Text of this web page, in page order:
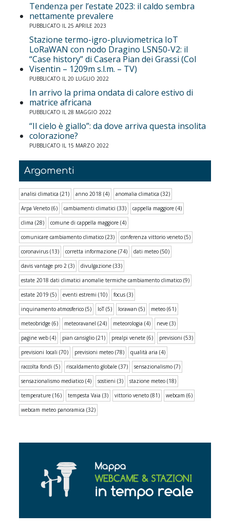
Tendenza per l’estate 2023: il caldo sembra
nettamente prevalere
PUBBLICATO IL 25 APRILE 2023
Stazione termo-igro-pluviometrica IoT
LoRaWAN con nodo Dragino LSN50-V2: il
“Case history” di Casera Pian dei Grassi (Col
Visentin – 1209m s.l.m. – TV)
PUBBLICATO IL 20 LUGLIO 2022
In arrivo la prima ondata di calore estivo di
matrice africana
PUBBLICATO IL 28 MAGGIO 2022
“Il cielo è giallo”: da dove arriva questa insolita
colorazione?
PUBBLICATO IL 15 MARZO 2022
Argomenti
analisi climatica (21) anno 2018 (4) anomalia climatica (32)
Arpa Veneto (6) cambiamenti climatici (33) cappella maggiore (4)
clima (28) comune di cappella maggiore (4)
comunicare cambiamento climatico (23) conferenza vittorio veneto (5)
coronavirus (13) corretta informazione (74) dati meteo (50)
davis vantage pro 2 (3) divulgazione (33)
estate 2018 dati climatici anomalie termiche cambiamento climatico (9)
estate 2019 (5) eventi estremi (10) focus (3)
inquinamento atmosferico (5) IoT(5) lorawan (5) meteo (61)
meteobridge (6) meteoravanel (24) meteorologia (4) neve (3)
pagine web (4) pian cansiglio (21) prealpi venete (6) previsioni (53)
previsioni locali (70) previsioni meteo (78) qualità aria (4)
raccolta fondi (5) riscaldamento globale (37) sensazionalismo (7)
sensazionalismo mediatico (4) sostieni (3) stazione meteo (18)
temperature (16) tempesta Vaia (3) vittorio veneto (81) webcam (6)
webcam meteo panoramica (32)